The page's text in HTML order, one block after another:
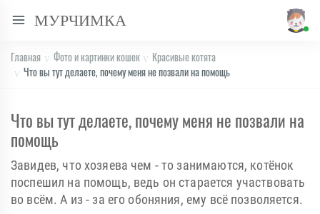
МУРЧИМКА
Главная Фото и картинки кошек
Красивые котята
Что вы тут делаете, почему меня не позвали на помощь
Что вы тут делаете, почему меня не позвали на
помощь
Завидев, что хозяева чем - то занимаются, котёнок
поспешил на помощь, ведь он старается участвовать
во всём. А из - за его обоняния, ему всё позволяется.